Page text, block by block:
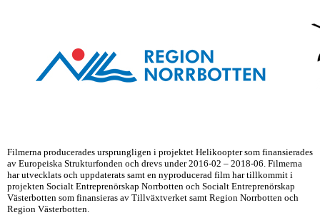
Filmerna producerades ursprungligen i projektet Helikoopter som finansierades
av Europeiska Strukturfonden och drevs under 2016-02 – 2018-06. Filmerna
har utvecklats och uppdaterats samt en nyproducerad film har tillkommit i
projekten Socialt Entreprenörskap Norrbotten och Socialt Entreprenörskap
Västerbotten som finansieras av Tillväxtverket samt Region Norrbotten och
Region Västerbotten.